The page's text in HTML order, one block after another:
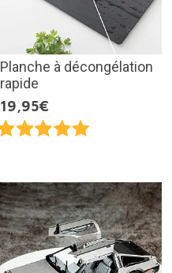
Planche à décongélation
rapide
19,95€